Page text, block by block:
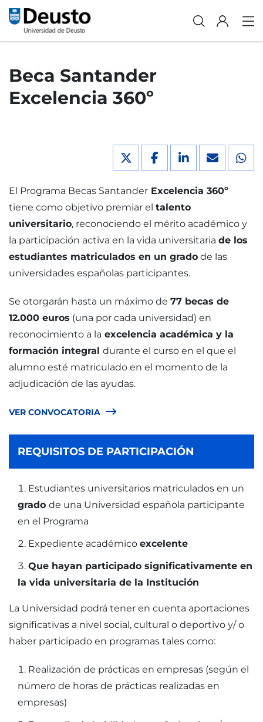
Beca Santander
Excelencia 360º
El Programa Becas Santander Excelencia 360º
tiene como objetivo premiar el talento
universitario, reconociendo el mérito académico y
la participación activa en la vida universitaria de los
estudiantes matriculados en un grado de las
universidades españolas participantes.
Se otorgarán hasta un máximo de 77 becas de
12.000 euros (una por cada universidad) en
reconocimiento a la excelencia académica y la
formación integral durante el curso en el que el
alumno esté matriculado en el momento de la
adjudicación de las ayudas.
VER CONVOCATORIA
REQUISITOS DE PARTICIPACIÓN
Estudiantes universitarios matriculados en un
grado de una Universidad española participante
en el Programa
Expediente académico excelente
Que hayan participado significativamente en
la vida universitaria de la Institución
La Universidad podrá tener en cuenta aportaciones
significativas a nivel social, cultural o deportivo y/ o
haber participado en programas tales como:
Realización de prácticas en empresas (según el
número de horas de prácticas realizadas en
empresas)